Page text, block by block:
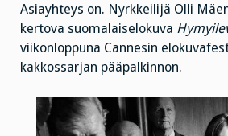
Asiayhteys on. Nyrkkeilijä Olli
kertova suomalaiselokuva
viikonloppuna Cannesin
kakkossarjan pääpalkinnon.